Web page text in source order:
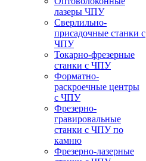
лазеры ЧПУ
Сверлильно-
присадочные станки с
ЧПУ
Токарно-фрезерные
станки с ЧПУ
Форматно-
раскроечные центры
с ЧПУ
Фрезерно-
гравировальные
станки с ЧПУ по
камню
Фрезерно-лазерные